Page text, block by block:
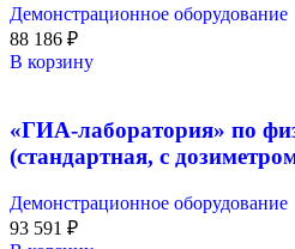
Демонстрационное оборудование
88 186 ₽
В корзину
«ГИА-лаборатория» по
(стандартная, с
Демонстрационное оборудование
93 591 ₽